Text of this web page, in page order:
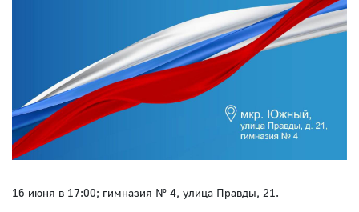
16 июня в 17:00; гимназия № 4, улица Правды, 21.